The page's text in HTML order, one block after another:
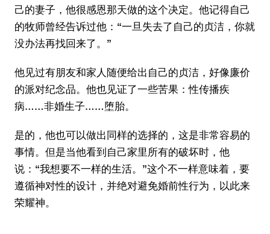
己的妻子，他很感恩那天做的这个决定。他记得自己
的牧师曾经告诉过他：“一旦失去了自己的贞洁，你就
没办法再找回来了。”
他见过有朋友和家人随便给出自己的贞洁，好像廉价
的派对纪念品。他也见证了一些苦果：性传播疾
病……非婚生子……堕胎。
是的，他也可以做出同样的选择的，这是非常容易的
事情。但是当他看到自己家里所有的破坏时，他
说：“我想要不一样的生活。”这个不一样意味着，要
遵循神对性的设计，并绝对避免婚前性行为，以此来
荣耀神。